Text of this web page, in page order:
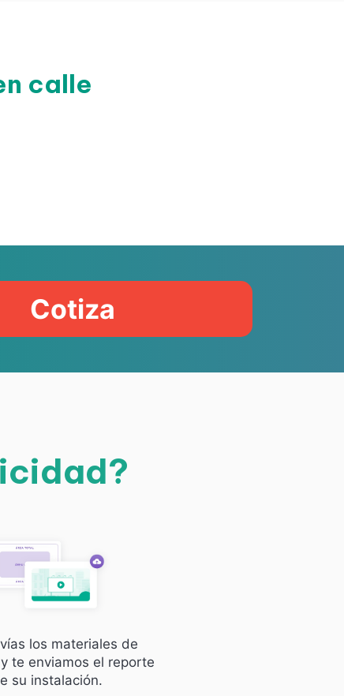
calle
Cotiza
los materiales de
te enviamos el reporte
su instalación.